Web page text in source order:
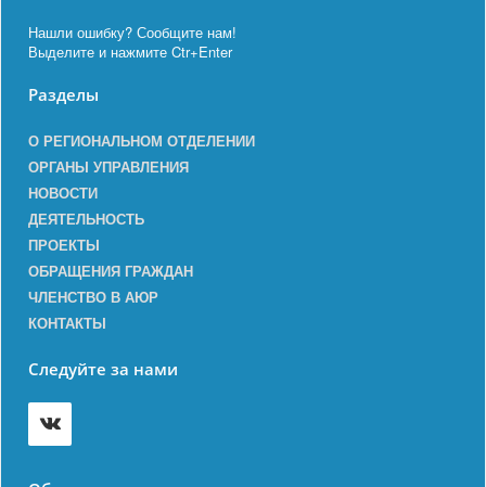
Нашли ошибку? Сообщите нам!
Выделите и нажмите Ctr+Enter
Разделы
О РЕГИОНАЛЬНОМ ОТДЕЛЕНИИ
ОРГАНЫ УПРАВЛЕНИЯ
НОВОСТИ
ДЕЯТЕЛЬНОСТЬ
ПРОЕКТЫ
ОБРАЩЕНИЯ ГРАЖДАН
ЧЛЕНСТВО В АЮР
КОНТАКТЫ
Следуйте за нами